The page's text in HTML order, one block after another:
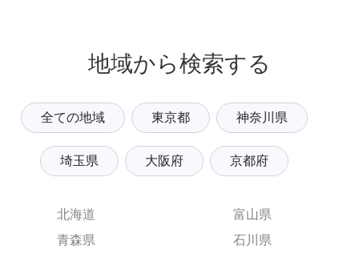
地域から検索する
全ての地域 東京都 神奈川県
埼玉県 大阪府 京都府
北海道
青森県
富山県
石川県